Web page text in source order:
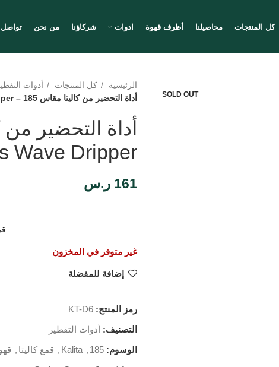
كل المنتجات محاصيلنا أظرف قهوة ادوات شركاؤنا من نحن تواصل
SOLD OUT
الرئيسية كل المنتجات
أدوات
أداة التحضير من كاليتا مقاس 185 – Stainless Wave Dripper
Wave Dripper
161 ر.س
غير متوفر في المخزون
إضافة للمفضلة
رمز المنتج: KT-D6
التصنيف: أدوات التقطير
الوسوم: 185
,
Kalita
, قمع كاليتا ,